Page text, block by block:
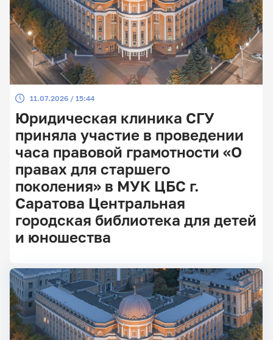
11.07.2026 / 15:44
Юридическая клиника СГУ
приняла участие в проведении
часа правовой грамотности «О
правах для старшего
поколения» в МУК ЦБС г.
Саратова Центральная
городская библиотека для детей
и юношества